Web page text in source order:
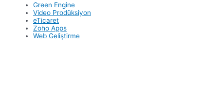
Green Engine
Video Prodüksiyon
eTicaret
Zoho Apps
Web Geliştirme